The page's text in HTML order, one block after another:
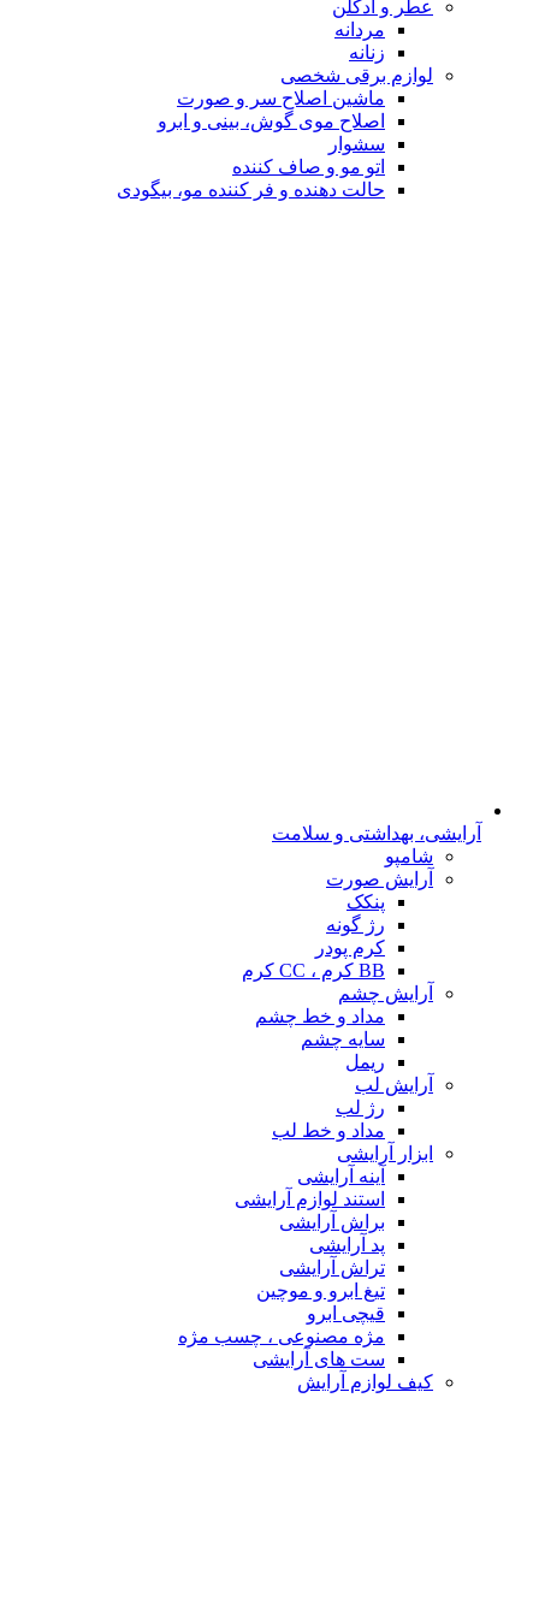
عطر و ادکلن
مردانه
زنانه
لوازم برقی شخصی
ماشین اصلاح سر و صورت
اصلاح موی گوش، بینی و ابرو
سشوار
اتو مو و صاف کننده
حالت دهنده و فر کننده مو، بیگودی
آرایشی، بهداشتی و سلامت
شامپو
آرایش صورت
پنکک
رژ گونه
کرم پودر
BB کرم ، CC کرم
آرایش چشم
مداد و خط چشم
سایه چشم
ریمل
آرایش لب
رژ لب
مداد و خط لب
ابزار آرایشی
آینه آرایشی
استند لوازم آرایشی
براش آرایشی
پد آرایشی
تراش آرایشی
تیغ ابرو و موچین
قیچی ابرو
مژه مصنوعی ، چسب مژه
ست های آرایشی
کیف لوازم آرایش